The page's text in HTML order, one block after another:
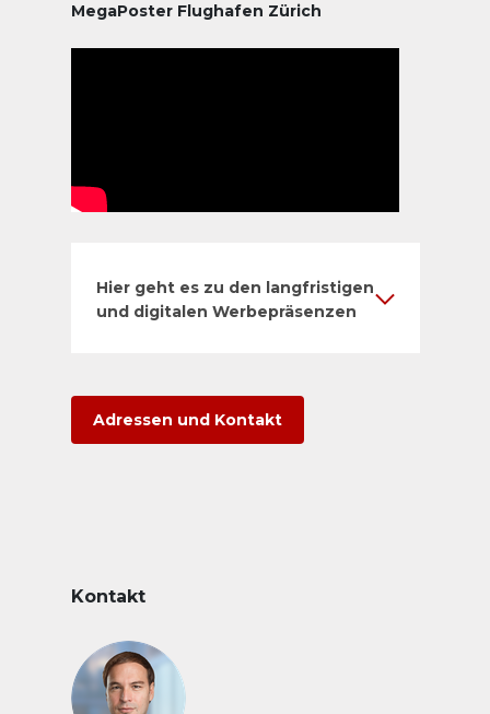
MegaPoster Flughafen Zürich
Hier geht es zu den langfristigen
und digitalen Werbepräsenzen
Adressen und Kontakt
Kontakt